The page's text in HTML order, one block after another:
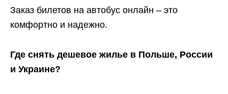
Заказ билетов на автобус онлайн – это
комфортно и надежно.
Где снять дешевое жилье в Польше, России
и Украине?